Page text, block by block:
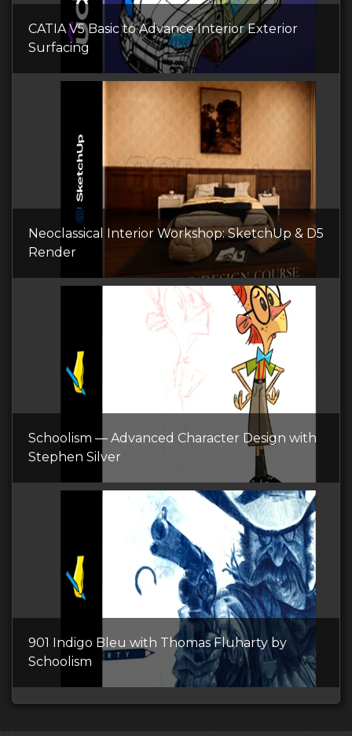
CATIA V5 Basic to Advance Interior Exterior
Surfacing
Neoclassical Interior Workshop: SketchUp & D5
Render
Schoolism — Advanced Character Design with
Stephen Silver
901 Indigo Bleu with Thomas Fluharty by
Schoolism